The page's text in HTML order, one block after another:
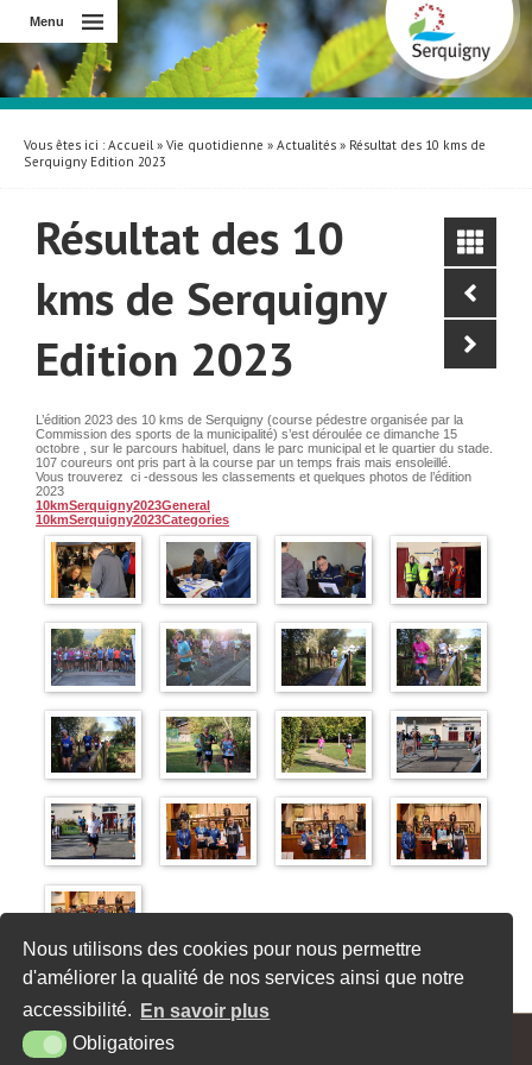
Nous utilisons des cookies pour nous permettre
d'améliorer la qualité de nos services ainsi que notre
accessibilité.
En savoir plus
Obligatoires
Menu
Vous êtes ici :Accueil» Vie quotidienne » Actualités » Résultat des 10 kms de
Serquigny Edition 2023
Résultat des 10
kms de Serquigny
Edition 2023
L’édition 2023 des 10 kms de Serquigny (course pédestre organisée par la
Commission des sports de la municipalité) s’est déroulée ce dimanche 15
octobre , sur le parcours habituel, dans le parc municipal et le quartier du stade.
107 coureurs ont pris part à la course par un temps frais mais ensoleillé.
Vous trouverez ci -dessous les classements et quelques photos de l’édition
2023
10kmSerquigny2023General
10kmSerquigny2023Categories
Article publié le dimanche 15 octobre 2023
«Reprise des sessions d’aide informatique/numérique
Permanence de notre Conseillère numérique France Services
MAIRIE - 62, RUE MAX CARPENTIER - 27470 SERQUIGNY